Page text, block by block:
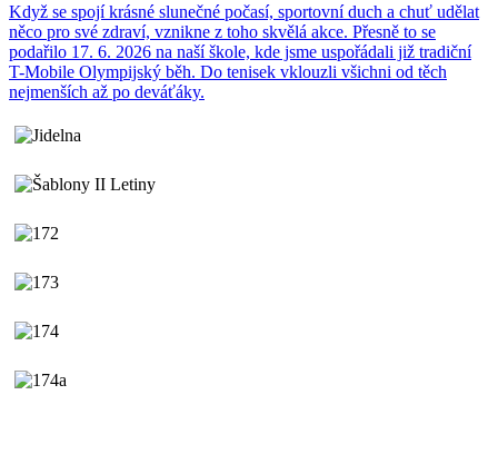
Když se spojí krásné slunečné počasí, sportovní duch a chuť udělat
něco pro své zdraví, vznikne z toho skvělá akce. Přesně to se
podařilo 17. 6. 2026 na naší škole, kde jsme uspořádali již tradiční
T-Mobile Olympijský běh. Do tenisek vklouzli všichni od těch
nejmenších až po deváťáky.